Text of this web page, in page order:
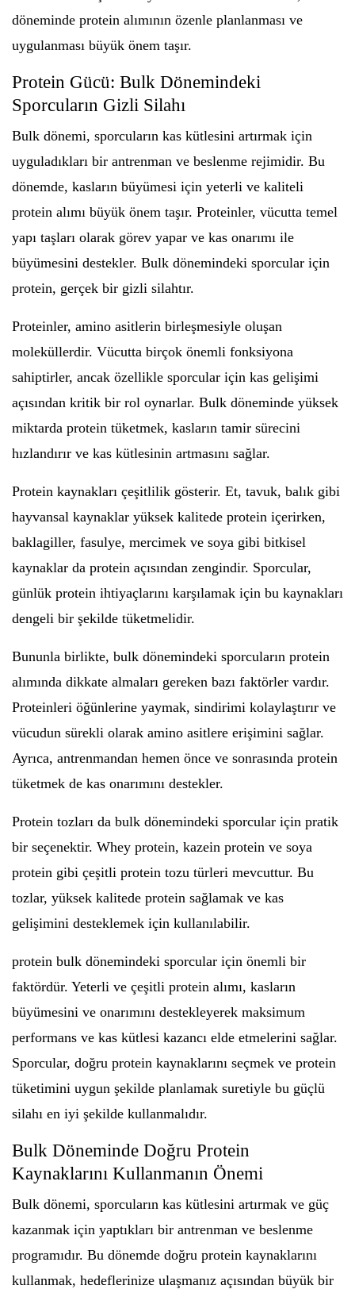
döneminde protein alımının özenle planlanması ve
uygulanması büyük önem taşır.
Protein Gücü: Bulk Dönemindeki
Sporcuların Gizli Silahı
Bulk dönemi, sporcuların kas kütlesini artırmak için
uyguladıkları bir antrenman ve beslenme rejimidir. Bu
dönemde, kasların büyümesi için yeterli ve kaliteli
protein alımı büyük önem taşır. Proteinler, vücutta temel
yapı taşları olarak görev yapar ve kas onarımı ile
büyümesini destekler. Bulk dönemindeki sporcular için
protein, gerçek bir gizli silahtır.
Proteinler, amino asitlerin birleşmesiyle oluşan
moleküllerdir. Vücutta birçok önemli fonksiyona
sahiptirler, ancak özellikle sporcular için kas gelişimi
açısından kritik bir rol oynarlar. Bulk döneminde yüksek
miktarda protein tüketmek, kasların tamir sürecini
hızlandırır ve kas kütlesinin artmasını sağlar.
Protein kaynakları çeşitlilik gösterir. Et, tavuk, balık gibi
hayvansal kaynaklar yüksek kalitede protein içerirken,
baklagiller, fasulye, mercimek ve soya gibi bitkisel
kaynaklar da protein açısından zengindir. Sporcular,
günlük protein ihtiyaçlarını karşılamak için bu kaynakları
dengeli bir şekilde tüketmelidir.
Bununla birlikte, bulk dönemindeki sporcuların protein
alımında dikkate almaları gereken bazı faktörler vardır.
Proteinleri öğünlerine yaymak, sindirimi kolaylaştırır ve
vücudun sürekli olarak amino asitlere erişimini sağlar.
Ayrıca, antrenmandan hemen önce ve sonrasında protein
tüketmek de kas onarımını destekler.
Protein tozları da bulk dönemindeki sporcular için pratik
bir seçenektir. Whey protein, kazein protein ve soya
protein gibi çeşitli protein tozu türleri mevcuttur. Bu
tozlar, yüksek kalitede protein sağlamak ve kas
gelişimini desteklemek için kullanılabilir.
protein bulk dönemindeki sporcular için önemli bir
faktördür. Yeterli ve çeşitli protein alımı, kasların
büyümesini ve onarımını destekleyerek maksimum
performans ve kas kütlesi kazancı elde etmelerini sağlar.
Sporcular, doğru protein kaynaklarını seçmek ve protein
tüketimini uygun şekilde planlamak suretiyle bu güçlü
silahı en iyi şekilde kullanmalıdır.
Bulk Döneminde Doğru Protein
Kaynaklarını Kullanmanın Önemi
Bulk dönemi, sporcuların kas kütlesini artırmak ve güç
kazanmak için yaptıkları bir antrenman ve beslenme
programıdır. Bu dönemde doğru protein kaynaklarını
kullanmak, hedeflerinize ulaşmanız açısından büyük bir